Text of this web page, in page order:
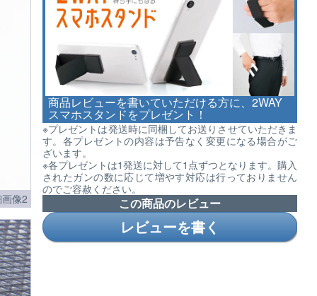
商品レビューを書いていただける方に、2WAY
スマホスタンドをプレゼント！
※プレゼントは発送時に同梱してお送りさせていただきま
す。各プレゼントの内容は予告なく変更になる場合がご
ざいます。
※各プレゼントは1発送に対して1点ずつとなります。購入
されたガンの数に応じて増やす対応は行っておりません
のでご容赦ください。
この商品のレビュー
レビューを書く
像2